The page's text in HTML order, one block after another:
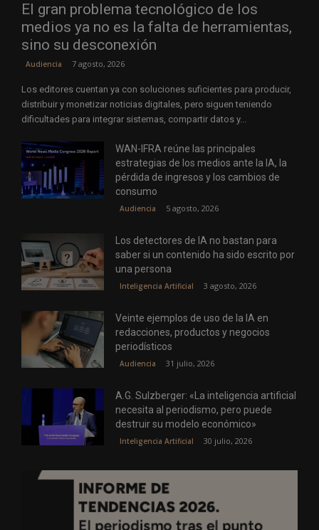
El gran problema tecnológico de los
medios ya no es la falta de herramientas,
sino su desconexión
Audiencia 7 agosto, 2026
Los editores cuentan ya con soluciones suficientes para producir,
distribuir y monetizar noticias digitales, pero siguen teniendo
dificultades para integrar sistemas, compartir datos y...
WAN-IFRA reúne las principales
estrategias de los medios ante la IA, la
pérdida de ingresos y los cambios de
consumo
Audiencia 5 agosto, 2026
Los detectores de IA no bastan para
saber si un contenido ha sido escrito por
una persona
Inteligencia Artificial 3 agosto, 2026
Veinte ejemplos de uso de la IA en
redacciones, productos y negocios
periodísticos
Audiencia 31 julio, 2026
A.G. Sulzberger: «La inteligencia artificial
necesita al periodismo, pero puede
destruir su modelo económico»
Inteligencia Artificial 30 julio, 2026